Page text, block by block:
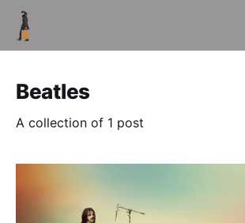
Beatles
A collection of 1 post